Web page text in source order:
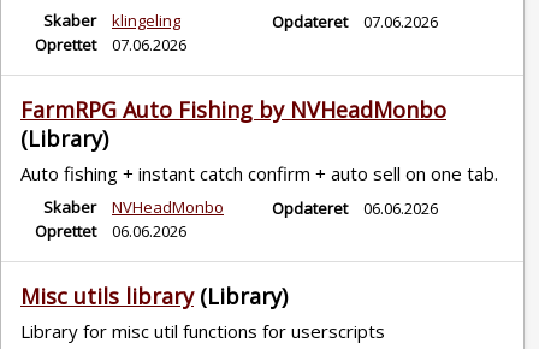
Skaber
klingeling
Oprettet
07.06.2026
Opdateret 07.06.2026
FarmRPG Auto Fishing by NVHeadMonbo
(Library)
Auto fishing + instant catch confirm + auto sell on one tab.
Skaber
NVHeadMonbo
Oprettet
06.06.2026
Opdateret 06.06.2026
Misc utils library (Library)
Library for misc util functions for userscripts